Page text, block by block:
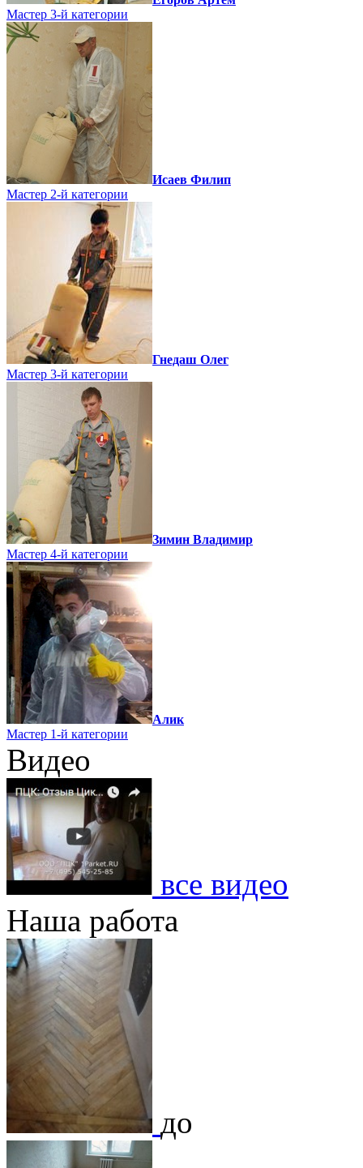
Мастер 3-й категории
Исаев Филип
Мастер 2-й категории
Гнедаш Олег
Мастер 3-й категории
Зимин Владимир
Мастер 4-й категории
Алик
Мастер 1-й категории
Видео
все видео
Наша работа
до